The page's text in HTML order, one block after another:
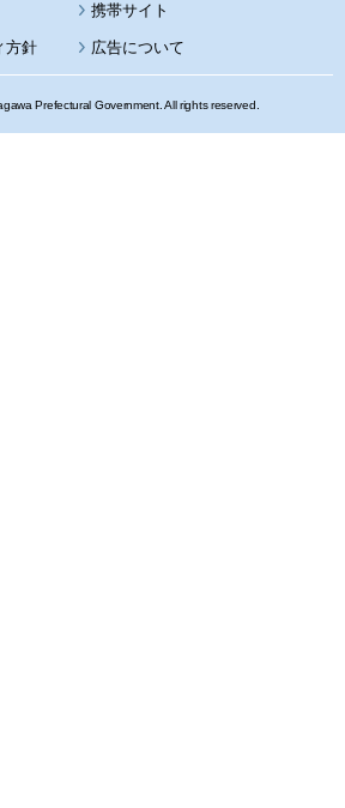
携帯サイト
方針 広告について
Prefectural Government. All rights reserved.